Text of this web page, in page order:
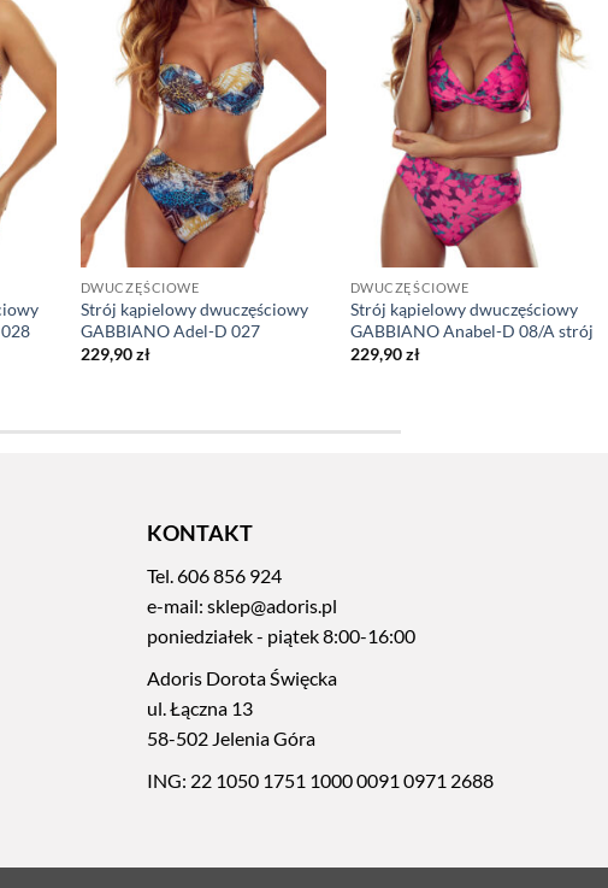
DWUCZĘŚCIOWE
Strój kąpielowy dwuczęściowy
GABBIANO Adel-D 027
229,90zł
DWUCZĘŚCIOWE
Strój kąpielowy dwuczęściowy
GABBIANO Anabel-D 08/A strój
229,90zł
KONTAKT
Tel. 606 856 924
e-mail: sklep@adoris.pl
poniedziałek - piątek 8:00-16:00
Adoris Dorota Święcka
ul. Łączna 13
58-502 Jelenia Góra
ING: 22 1050 1751 1000 0091 0971 2688